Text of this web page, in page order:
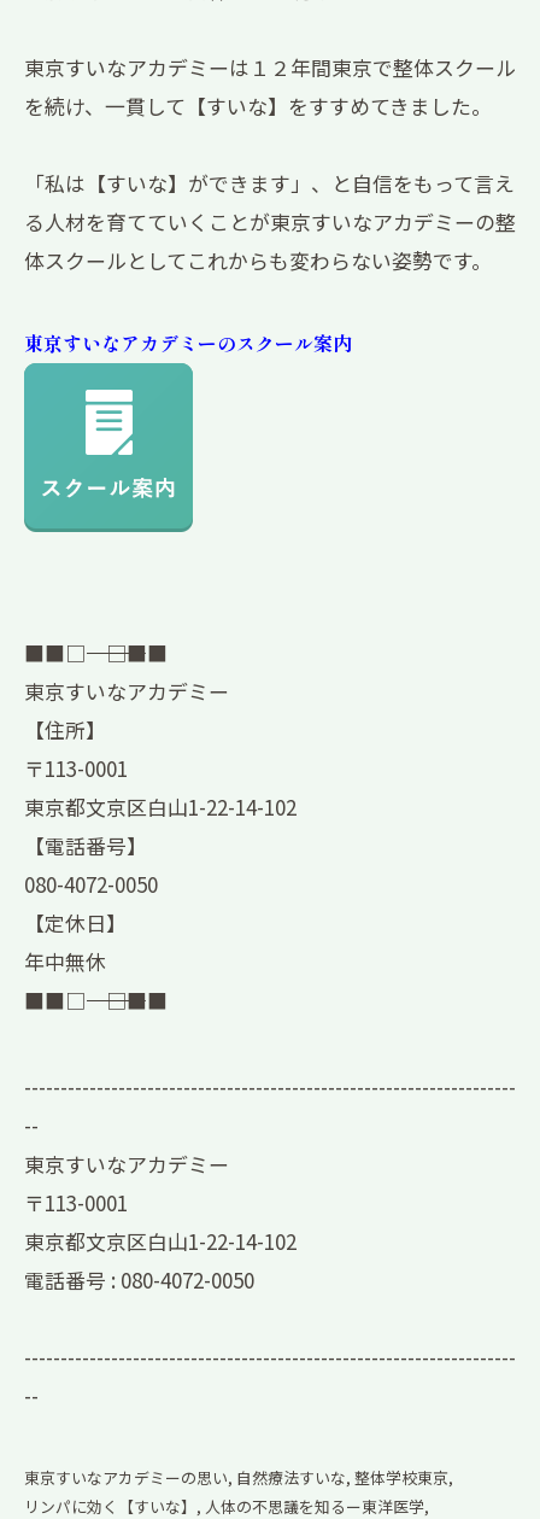
東京すいなアカデミーは１２年間東京で整体スクール
を続け、一貫して【すいな】をすすめてきました。
「私は【すいな】ができます」、と自信をもって言え
る人材を育てていくことが東京すいなアカデミーの整
体スクールとしてこれからも変わらない姿勢です。
東京すいなアカデミーのスクール案内
■■□―――――――――――――――――――□■■
東京すいなアカデミー
【住所】
〒113-0001
東京都文京区白山1-22-14-102
【電話番号】
080-4072-0050
【定休日】
年中無休
■■□―――――――――――――――――――□■■
--------------------------------------------------------------------
--
東京すいなアカデミー
〒113-0001
東京都文京区白山1-22-14-102
電話番号 : 080-4072-0050
--------------------------------------------------------------------
--
東京すいなアカデミーの思い 自然療法すいな 整体学校東京
リンパに効く【すいな】
人体の不思議を知るー東洋医学